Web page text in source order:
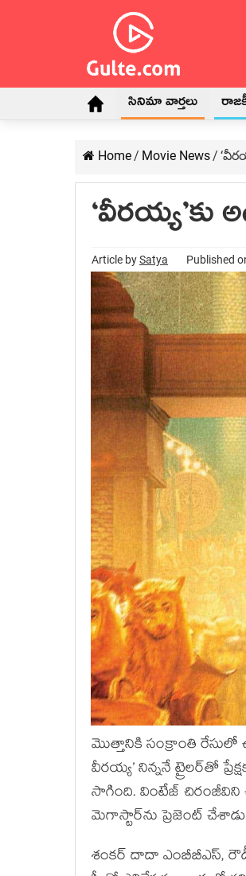
సినిమా వార్తలు
Home/ Movie News/
Article bySatya Published
మొత్తానికి సంక్రాంతి రేసులో
వీరయ్య’ నిన్ననే ట్రైలర్‌తో
సాగింది. వింటేజ్ చిరంజీవిని
మెగాస్టార్‌ను ప్రెజెంట్
శంకర్ దాదా ఎంబీబీఎస్, రౌడీ